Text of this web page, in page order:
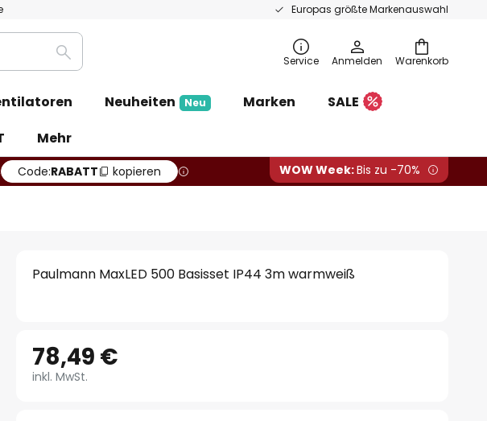
Europas größte Markenauswahl
Warenkorb
Suche Service Anmelden
Neuheiten Neu Marken
SALE
Mehr
Code:RABATT kopieren WOW Week:Bis zu -70%
Paulmann MaxLED 500 Basisset IP44 3m warmweiß
78,49 €
inkl. MwSt.